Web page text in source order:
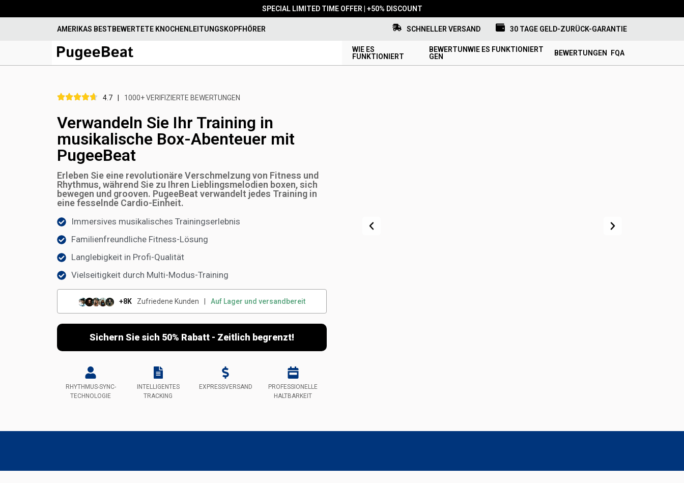
SPECIAL LIMITED TIME OFFER | +50% DISCOUNT
AMERIKAS BESTBEWERTETE KNOCHENLEITUNGSKOPFHÖRER SCHNELLER VERSAND 30 TAGE GELD-ZURÜCK-GARANTIE
WIE ES
FUNKTIONIERT
BEWERTUNWIE ES FUNKTIONIERT
GEN
BEWERTUNGEN FQA
4.7 | 1000+ VERIFIZIERTE BEWERTUNGEN
Verwandeln Sie Ihr Training in
musikalische Box-Abenteuer mit
PugeeBeat
Erleben Sie eine revolutionäre Verschmelzung von Fitness und
Rhythmus, während Sie zu Ihren Lieblingsmelodien boxen, sich
bewegen und grooven. PugeeBeat verwandelt jedes Training in
eine fesselnde Cardio-Einheit.
Immersives musikalisches Trainingserlebnis
Familienfreundliche Fitness-Lösung
Langlebigkeit in Profi-Qualität
Vielseitigkeit durch Multi-Modus-Training
+8K Zufriedene Kunden | Auf Lager und versandbereit
Sichern Sie sich 50% Rabatt - Zeitlich begrenzt!
RHYTHMUS-SYNC-
TECHNOLOGIE
INTELLIGENTES
TRACKING
EXPRESSVERSAND
PROFESSIONELLE
HALTBARKEIT